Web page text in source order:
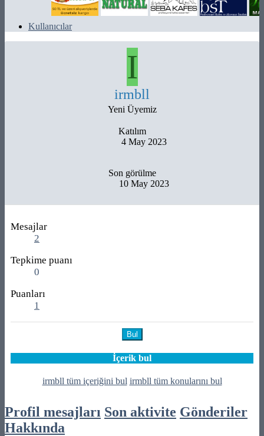
Kullanıcılar
I
irmbll
Yeni Üyemiz
Katılım
4 May 2023
Son görülme
10 May 2023
Mesajlar
2
Tepkime puanı
0
Puanları
1
Bul
İçerik bul
irmbll tüm içeriğini bul irmbll tüm konularını bul
Profil mesajları Son aktivite Gönderiler
Hakkında